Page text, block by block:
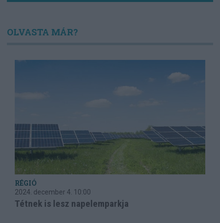
OLVASTA MÁR?
RÉGIÓ
2024. december 4. 10:00
Tétnek is lesz napelemparkja